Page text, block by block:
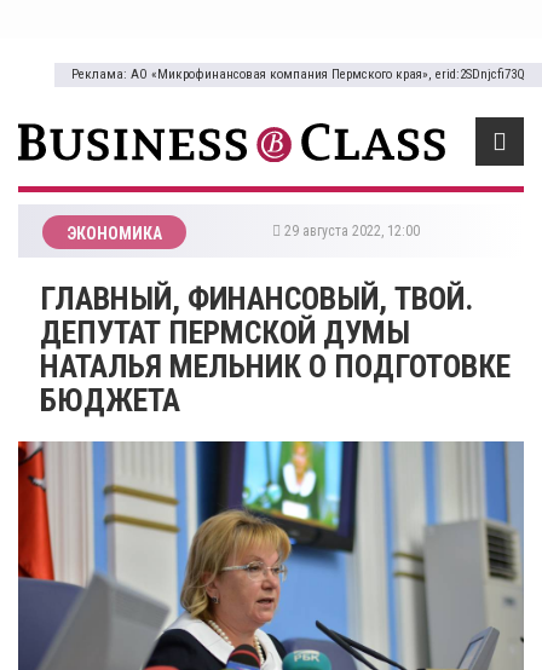
Реклама: АО «Микрофинансовая компания Пермского края», erid:2SDnjcfi73Q
ЭКОНОМИКА 29 августа 2022, 12:00
​ГЛАВНЫЙ, ФИНАНСОВЫЙ, ТВОЙ.
ДЕПУТАТ ПЕРМСКОЙ ДУМЫ
НАТАЛЬЯ МЕЛЬНИК О ПОДГОТОВКЕ
БЮДЖЕТА